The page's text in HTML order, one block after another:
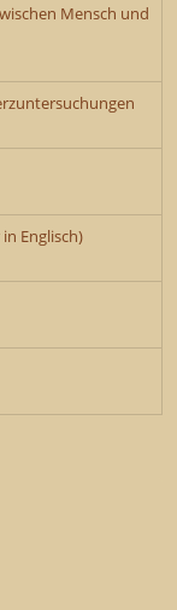
Mensch und
Englisch)